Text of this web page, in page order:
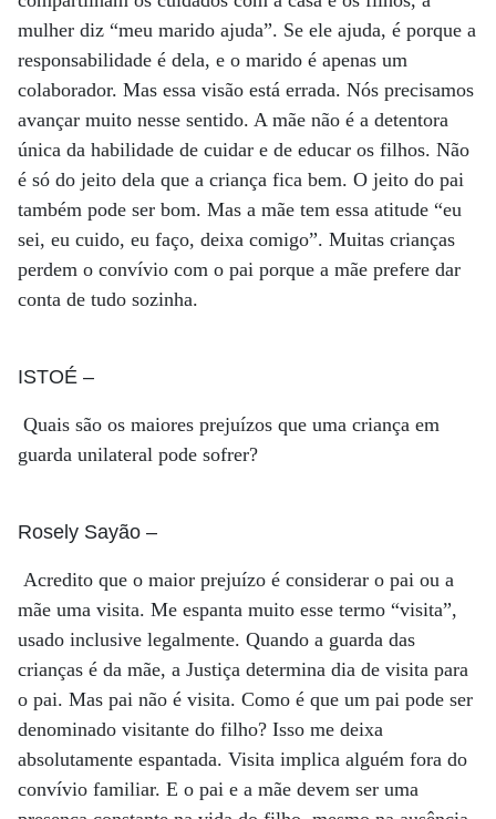
mulher diz “meu marido ajuda”. Se ele ajuda, é porque a
responsabilidade é dela, e o marido é apenas um
colaborador. Mas essa visão está errada. Nós precisamos
avançar muito nesse sentido. A mãe não é a detentora
única da habilidade de cuidar e de educar os filhos. Não
é só do jeito dela que a criança fica bem. O jeito do pai
também pode ser bom. Mas a mãe tem essa atitude “eu
sei, eu cuido, eu faço, deixa comigo”. Muitas crianças
perdem o convívio com o pai porque a mãe prefere dar
conta de tudo sozinha.
ISTOÉ –
Quais são os maiores prejuízos que uma criança em
guarda unilateral pode sofrer?
Rosely Sayão –
Acredito que o maior prejuízo é considerar o pai ou a
mãe uma visita. Me espanta muito esse termo “visita”,
usado inclusive legalmente. Quando a guarda das
crianças é da mãe, a Justiça determina dia de visita para
o pai. Mas pai não é visita. Como é que um pai pode ser
denominado visitante do filho? Isso me deixa
absolutamente espantada. Visita implica alguém fora do
convívio familiar. E o pai e a mãe devem ser uma